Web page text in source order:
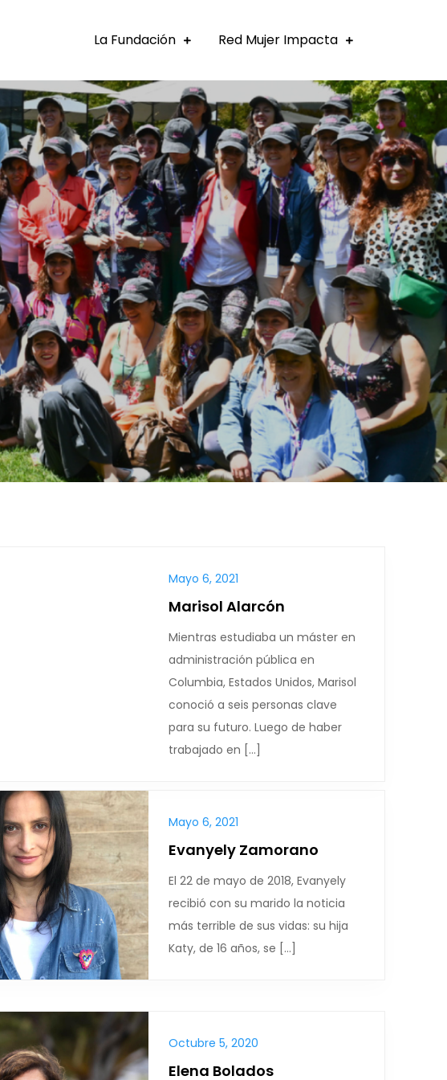
La Fundación Red Mujer Impacta
Mayo 6, 2021
Marisol Alarcón
Mientras estudiaba un máster en
administración pública en
Columbia, Estados Unidos, Marisol
conoció a seis personas clave
para su futuro. Luego de haber
trabajado en […]
Mayo 6, 2021
Evanyely Zamorano
El 22 de mayo de 2018, Evanyely
recibió con su marido la noticia
más terrible de sus vidas: su hija
Katy, de 16 años, se […]
Octubre 5, 2020
Elena Bolados